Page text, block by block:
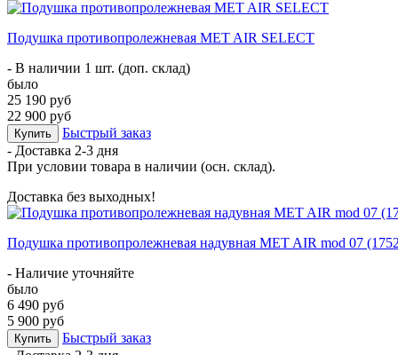
Подушка противопролежневая MET AIR SELECT
- В наличии 1 шт. (доп. склад)
было
25 190 руб
22 900 руб
Купить
Быстрый заказ
- Доставка 2-3 дня
При условии товара в наличии (осн. склад).
Доставка без выходных!
Подушка противопролежневая надувная MET AIR mod 07
- Наличие уточняйте
было
6 490 руб
5 900 руб
Купить
Быстрый заказ